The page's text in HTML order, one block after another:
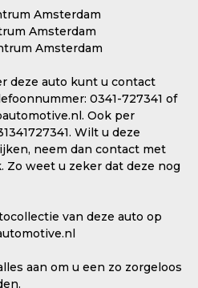
Amsterdam
Amsterdam
Amsterdam
deze auto kunt u contact
0341-727341 of
Ook per
Wilt u deze
neem dan contact met
Zo weet u zeker dat deze nog
van deze auto op
aan om u een zo zorgeloos